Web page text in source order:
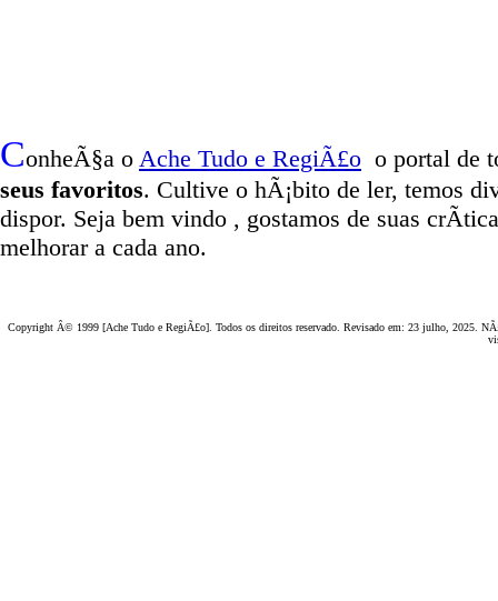
ConheÃ§a o Ache Tudo e RegiÃ£o o portal de
seus favoritos. Cultive o hÃ¡bito de ler, temos
dispor. Seja bem vindo , gostamos de suas
melhorar a cada ano.
Copyright Â© 1999 [Ache Tudo e RegiÃ£o]. Todos os direitos reservado. Revisado em: 23 julho, 2025 .